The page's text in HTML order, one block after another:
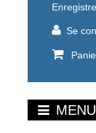
produit
Se
MENU